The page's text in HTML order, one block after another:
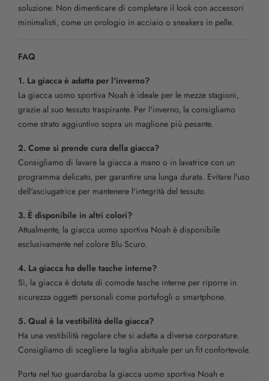
soluzione. Non dimenticare di completare il look con accessori
minimalisti, come un orologio in acciaio o sneakers in pelle.
FAQ
1. La giacca è adatta per l'inverno?
La giacca uomo sportiva Noah è ideale per le mezze stagioni,
grazie al suo tessuto traspirante. Per l'inverno, la consigliamo
come strato aggiuntivo sopra un maglione più pesante.
2. Come si prende cura della giacca?
Consigliamo di lavare la giacca a mano o in lavatrice con un
programma delicato, per garantire una lunga durata. Evitare l'uso
dell'asciugatrice per mantenere l'integrità del tessuto.
3. È disponibile in altri colori?
Attualmente, la giacca uomo sportiva Noah è disponibile
esclusivamente nel colore Blu Scuro.
4. La giacca ha delle tasche interne?
Sì, la giacca è dotata di comode tasche interne per riporre in
sicurezza oggetti personali come portafogli o smartphone.
5. Qual è la vestibilità della giacca?
Ha una vestibilità regolare che si adatta a diverse corporature.
Consigliamo di scegliere la taglia abituale per un fit confortevole.
Porta nel tuo guardaroba la giacca uomo sportiva Noah e